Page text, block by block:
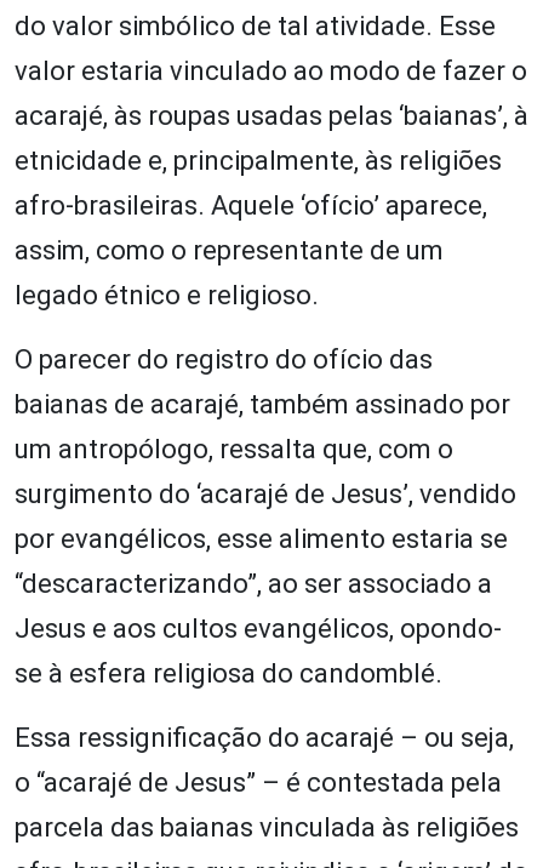
do valor simbólico de tal atividade. Esse
valor estaria vinculado ao modo de fazer o
acarajé, às roupas usadas pelas ‘baianas’, à
etnicidade e, principalmente, às religiões
afro-brasileiras. Aquele ‘ofício’ aparece,
assim, como o representante de um
legado étnico e religioso.
O parecer do registro do ofício das
baianas de acarajé, também assinado por
um antropólogo, ressalta que, com o
surgimento do ‘acarajé de Jesus’, vendido
por evangélicos, esse alimento estaria se
“descaracterizando”, ao ser associado a
Jesus e aos cultos evangélicos, opondo-
se à esfera religiosa do candomblé.
Essa ressignificação do acarajé – ou seja,
o “acarajé de Jesus” – é contestada pela
parcela das baianas vinculada às religiões